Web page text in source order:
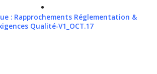
: Rapprochements Réglementation &
Qualité-V1_OCT.17